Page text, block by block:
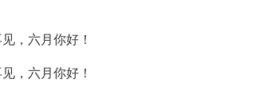
，六月你好！
，六月你好！